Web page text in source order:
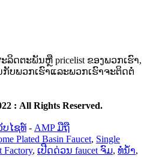
ດ​ຕະ​ພັນ​ຫຼື pricelist ຂອງ​ພວກ​ເຮົາ​,
ບ​ພວກ​ເຮົາ​ແລະ​ພວກ​ເຮົາ​ຈະ​ຕິດ​ຕໍ່​
: All Rights Reserved.
ບໄຊທ໌ - AMP ມືຖື
Plated Basin Faucet, Single
Factory, ເປີດດ່ວນ faucet ຈົມ, ທໍ່ນ້ຳ,